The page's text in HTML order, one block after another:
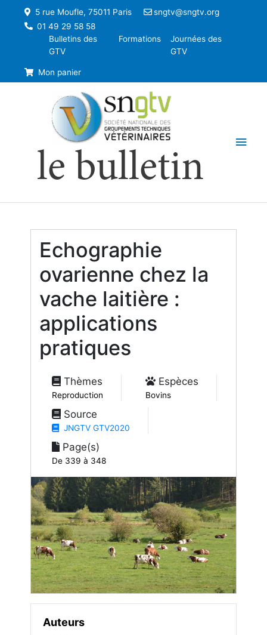
5 rue Moufle, 75011 Paris
sngtv@sngtv.org
01 49 29 58 58
Bulletins des
GTV
Formations
Journées des
GTV
Mon panier
le bulletin
Echographie
ovarienne chez la
vache laitière :
applications
pratiques
Thèmes
Reproduction
Espèces
Bovins
Source
JNGTV GTV2020
Page(s)
De 339 à 348
Auteurs